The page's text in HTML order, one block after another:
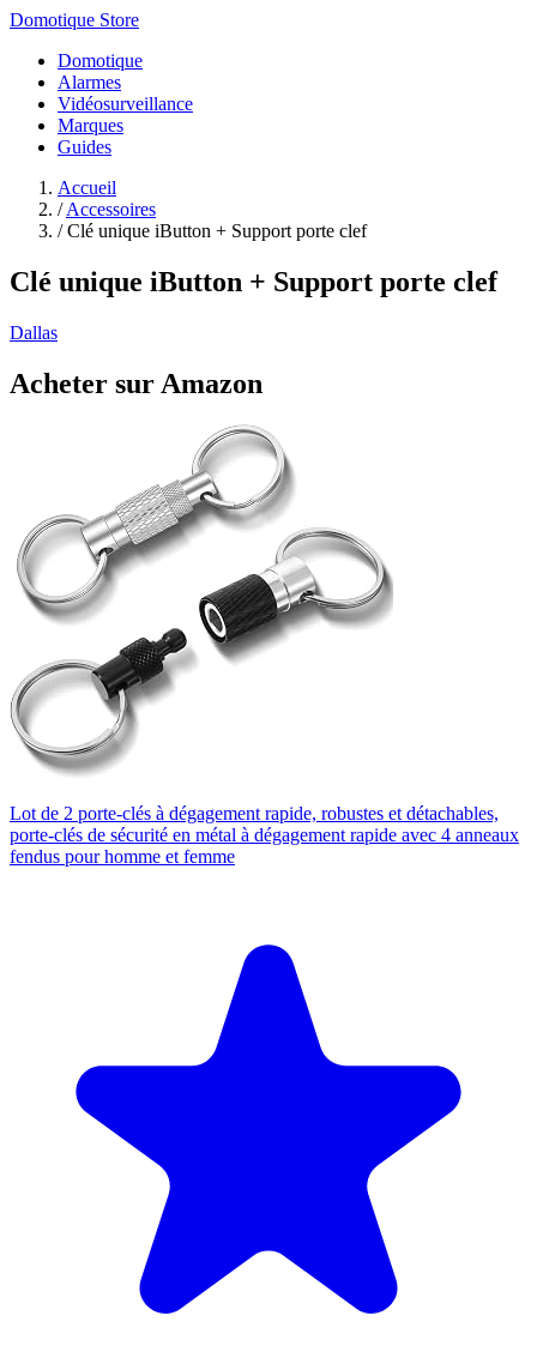
Domotique Store
Domotique
Alarmes
Vidéosurveillance
Marques
Guides
Accueil
/ Accessoires
/ Clé unique iButton + Support porte clef
Clé unique iButton + Support porte clef
Dallas
Acheter sur Amazon
Lot de 2 porte-clés à dégagement rapide, robustes et détachables,
porte-clés de sécurité en métal à dégagement rapide avec 4 anneaux
fendus pour homme et femme